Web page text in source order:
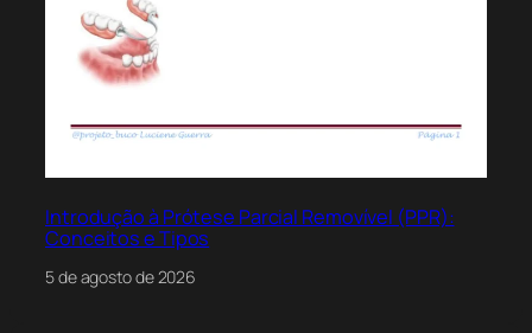
Introdução à Prótese Parcial Removível (PPR):
Conceitos e Tipos
5 de agosto de 2026